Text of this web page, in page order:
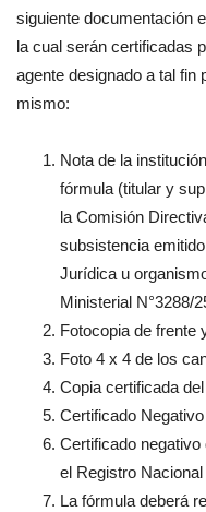
siguiente documentación
la cual serán certificadas
agente designado a tal fin
mismo:
Nota de la
fórmula (titular y
la Comisión
subsistencia
Jurídica u
Ministerial N°3288/
Fotocopia de frente
Foto 4 x 4 de los
Copia certificada
Certificado
Certificado
el Registro
La fórmula deberá